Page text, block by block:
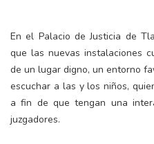
En el Palacio de Justicia de
que las nuevas instalaciones
de un lugar digno, un entorno
escuchar a las y los niños,
a fin de que tengan una
juzgadores.